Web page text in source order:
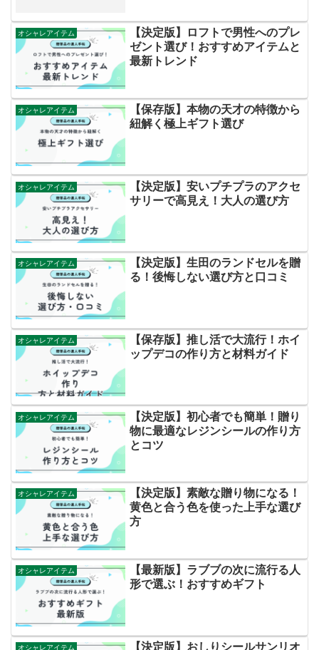
オシャレアイテム
【決定版】ロフトで男性へのプレ
ゼント選び！おすすめアイテムと
最新トレンド
オシャレアイテム
【保存版】本物の天才の特徴から
紐解く極上ギフト選び
オシャレアイテム
【決定版】安いプチプラのアクセ
サリーで高見え！大人の選び方
オシャレアイテム
【決定版】生田のランドセルを贈
る！後悔しない選び方と口コミ
オシャレアイテム
【保存版】推し活で大流行！ホイ
ップデコの作り方と材料ガイド
オシャレアイテム
【決定版】初心者でも簡単！贈り
物に最適なレジンシールの作り方
とコツ
オシャレアイテム
【決定版】素敵な贈り物になる！
黄色と合う色を使った上手な選び
方
オシャレアイテム
【最新版】ラブブの次に流行る人
形で選ぶ！おすすめギフト
オシャレアイテム 【決定版】おしりシールサンリオ